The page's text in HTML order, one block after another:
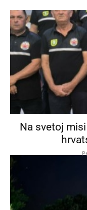
Na svetoj